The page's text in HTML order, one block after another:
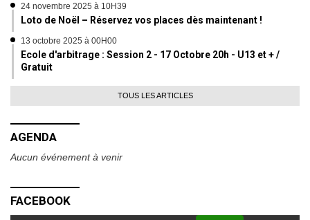
24 novembre 2025 à 10H39
Loto de Noël – Réservez vos places dès maintenant !
13 octobre 2025 à 00H00
Ecole d'arbitrage : Session 2 - 17 Octobre 20h - U13 et + /
Gratuit
TOUS LES ARTICLES
AGENDA
Aucun événement à venir
FACEBOOK